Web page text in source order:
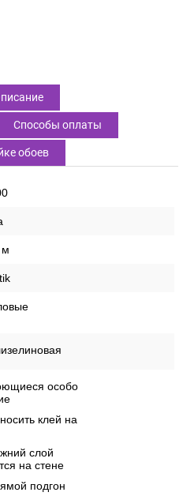
Способы оплаты
обоев
м
особо
клей на
слой
на стене
подгон